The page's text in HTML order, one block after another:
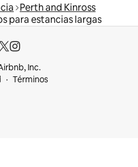
Perth and Kinross
para estancias largas
Inc.
Términos